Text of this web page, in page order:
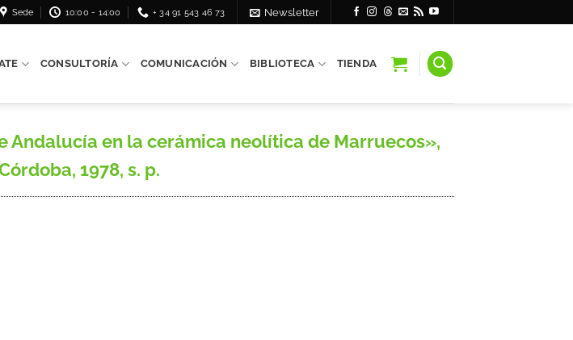
Sede 10:00 - 14:00 + 34 91 543 46 73 Newsletter
CONSULTORÍA COMUNICACIÓN BIBLIOTECA TIENDA
Andalucía en la cerámica neolítica de Marruecos»,
1978, s. p.